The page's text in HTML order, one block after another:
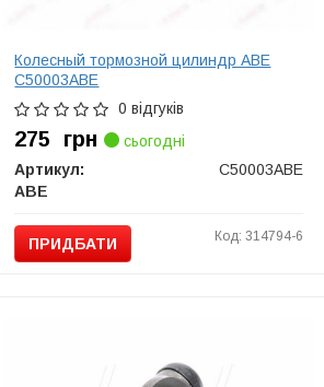
Колесный тормозной цилиндр ABE
C50003ABE
0 відгуків
275 грн
сьогодні
Артикул:
C50003ABE
ABE
ПРИДБАТИ Код: 314794-6